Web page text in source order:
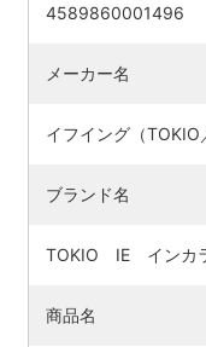
4589860001496
メーカー名
イフイング（TOKIO
ブランド名
TOKIO IE インカ
商品名